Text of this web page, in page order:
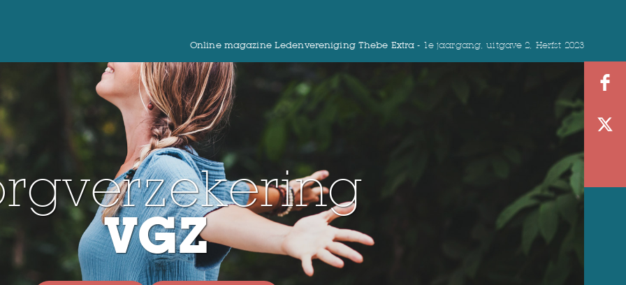
Online magazine Ledenvereniging Thebe Extra - 1e jaargang, uitgave 2, Herfst 2023
VGZ